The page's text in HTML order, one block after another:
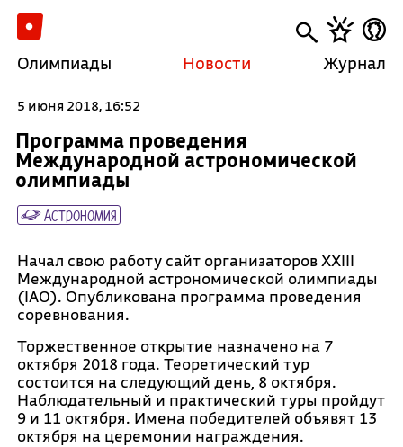
Олимпиады Новости Журнал
5 июня 2018, 16:52
Программа проведения
Международной астрономической
олимпиады
Астрономия
Начал свою работу сайт организаторов XXIII
Международной астрономической олимпиады
(IAO). Опубликована программа проведения
соревнования.
Торжественное открытие назначено на 7
октября 2018 года. Теоретический тур
состоится на следующий день, 8 октября.
Наблюдательный и практический туры пройдут
9 и 11 октября. Имена победителей объявят 13
октября на церемонии награждения.